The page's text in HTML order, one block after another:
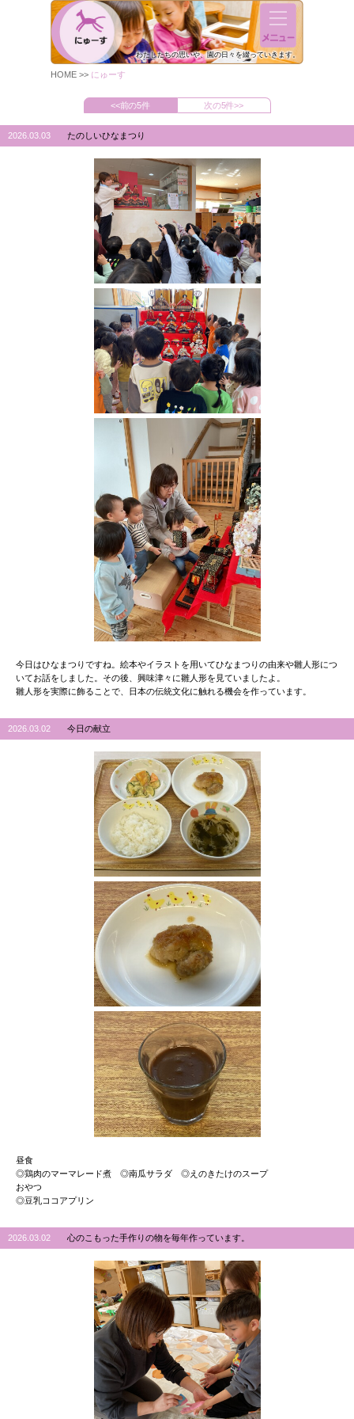
わたしたちの思いや、園の日々を綴っていきます。
HOME にゅーす
<<前の5件 次の5件>>
たのしいひなまつり
2026.03.03
今日はひなまつりですね。絵本やイラストを用いてひなまつりの由来や雛人形につ
いてお話をしました。その後、興味津々に雛人形を見ていましたよ。
雛人形を実際に飾ることで、日本の伝統文化に触れる機会を作っています。
今日の献立
2026.03.02
昼食
◎鶏肉のマーマレード煮 ◎南瓜サラダ ◎えのきたけのスープ
おやつ
◎豆乳ココアプリン
心のこもった手作りの物を毎年作っています。
2026.03.02